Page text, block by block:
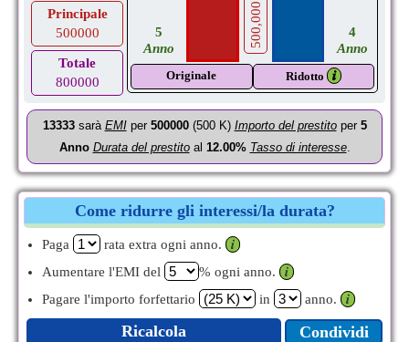
Principale
500000
Totale
800000
5
Anno
500,000
4
Anno
Originale Ridotto 𝒊
13333sarà EMIper 500000(500 K) Importo del prestitoper 5
Anno Durata del prestitoal 12.00% Tasso di interesse.
Come ridurre gli interessi/la durata?
Paga rata extra ogni anno.
𝒊
Aumentare l'EMI del
% ogni anno.
𝒊
Pagare l'importo forfettario
in anno. 𝒊
Ricalcola Condividi